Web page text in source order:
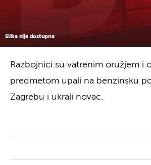
Slika nije dostupna
Razbojnici su vatrenim oružjem i
predmetom upali na benzinsku
Zagrebu i ukrali novac.